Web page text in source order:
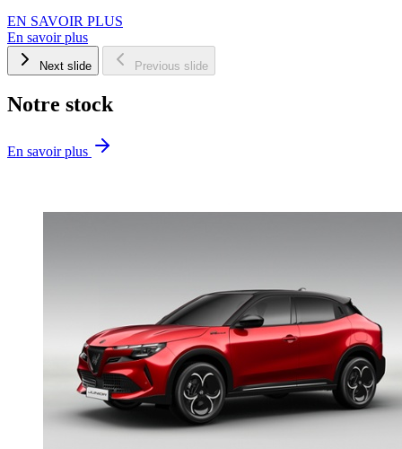
EN SAVOIR PLUS
En savoir plus
Next slide Previous slide
Notre stock
En savoir plus